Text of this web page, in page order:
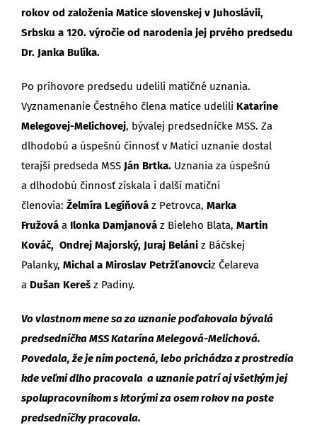
rokov od založenia Matice slovenskej v Juhoslávii,
Srbsku a 120. výročie od narodenia jej prvého predsedu
Dr. Janka Bulíka.
Po príhovore predsedu udelili matičné uznania.
Vyznamenanie Čestného člena matice udelili Kataríne
Melegovej-Melichovej, bývalej predsedníčke MSS. Za
dlhodobú a úspešnú činnosť v Matici uznanie dostal
terajší predseda MSS Ján Brtka. Uznania za úspešnú
a dlhodobú činnosť získala i další matiční
členovia: Želmíra Legíňová z Petrovca, Marka
Fružová a Ilonka Damjanová z Bieleho Blata, Martin
Kováč, Ondrej Majorský, Juraj Beláni z Báčskej
Palanky, Michal a Miroslav Petržľanovciz Čelareva
a Dušan Kereš z Padiny.
Vo vlastnom mene sa za uznanie poďakovala bývalá
predsedníčka MSS Katarína Melegová-Melichová.
Povedala, že je ním poctená, lebo prichádza z prostredia
kde veľmi dlho pracovala a uznanie patrí aj všetkým jej
spolupracovníkom s ktorými za osem rokov na poste
predsedníčky pracovala.